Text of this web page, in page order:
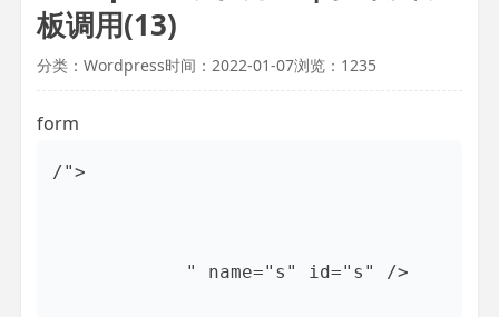
板调用(13)
分类：Wordpress时间：2022-01-07浏览：1235
form
/">
" name="s" id="s" />